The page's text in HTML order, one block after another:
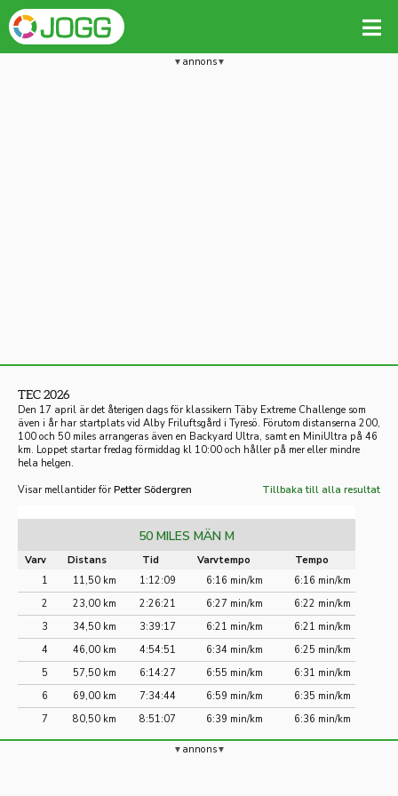
annons
TEC 2026
Den 17 april är det återigen dags för klassikern Täby Extreme Challenge som
även i år har startplats vid Alby Friluftsgård i Tyresö. Förutom distanserna 200,
100 och 50 miles arrangeras även en Backyard Ultra, samt en MiniUltra på 46
km. Loppet startar fredag förmiddag kl 10:00 och håller på mer eller mindre
hela helgen.
Visar mellantider för Petter Södergren Tillbaka till alla resultat
50 MILES MÄN M
Varv Distans Tid Varvtempo
Tempo
1
11,50 km 1:12:09 6:16 min/km
6:16 min/km
2
23,00 km 2:26:21 6:27 min/km
6:22 min/km
3
34,50 km 3:39:17 6:21 min/km
6:21 min/km
4
46,00 km 4:54:51 6:34 min/km
6:25 min/km
5
57,50 km 6:14:27 6:55 min/km
6:31 min/km
6
69,00 km 7:34:44 6:59 min/km
6:35 min/km
7
80,50 km 8:51:07 6:39 min/km 6:36 min/km
annons